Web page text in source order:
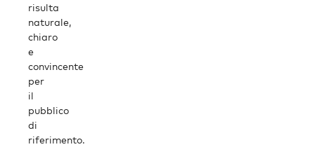
risulta
naturale,
chiaro
e
convincente
per
il
pubblico
di
riferimento.